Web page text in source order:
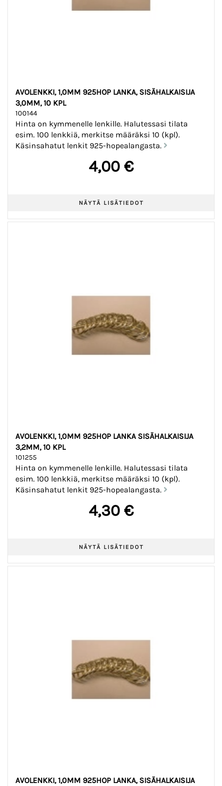
AVOLENKKI, 1,0MM 925HOP LANKA, SISÄHALKAISIJA
3,0MM, 10 KPL
100144
Hinta on kymmenelle lenkille. Halutessasi tilata
esim. 100 lenkkiä, merkitse määräksi 10 (kpl).
Käsinsahatut lenkit 925-hopealangasta.
4,00 €
AVOLENKKI, 1,0MM 925HOP LANKA SISÄHALKAISIJA
3,2MM, 10 KPL
101255
Hinta on kymmenelle lenkille. Halutessasi tilata
esim. 100 lenkkiä, merkitse määräksi 10 (kpl).
Käsinsahatut lenkit 925-hopealangasta.
4,30 €
AVOLENKKI, 1,0MM 925HOP LANKA, SISÄHALKAISIJA